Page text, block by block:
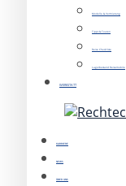
Modelle & Vermietung
Tipps & Touren
Reise Checkliste
Lagerbestand Reisemobile
WERKSTATT
KARRIERE
NEWS
ÜBER UNS